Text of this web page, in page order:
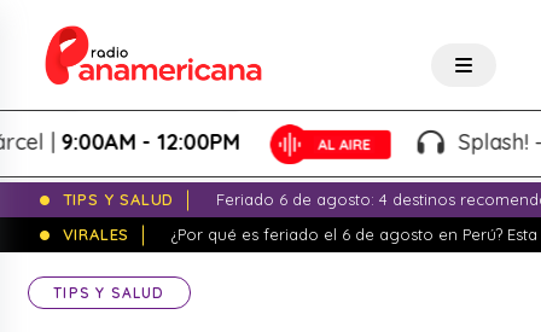
|9:00AM - 12:00PM Splash! -
TIPS Y SALUD
Feriado 6 de agosto: 4 destinos
VIRALES
¿Por qué es feriado el 6 de agosto en Perú?
TIPS Y SALUD